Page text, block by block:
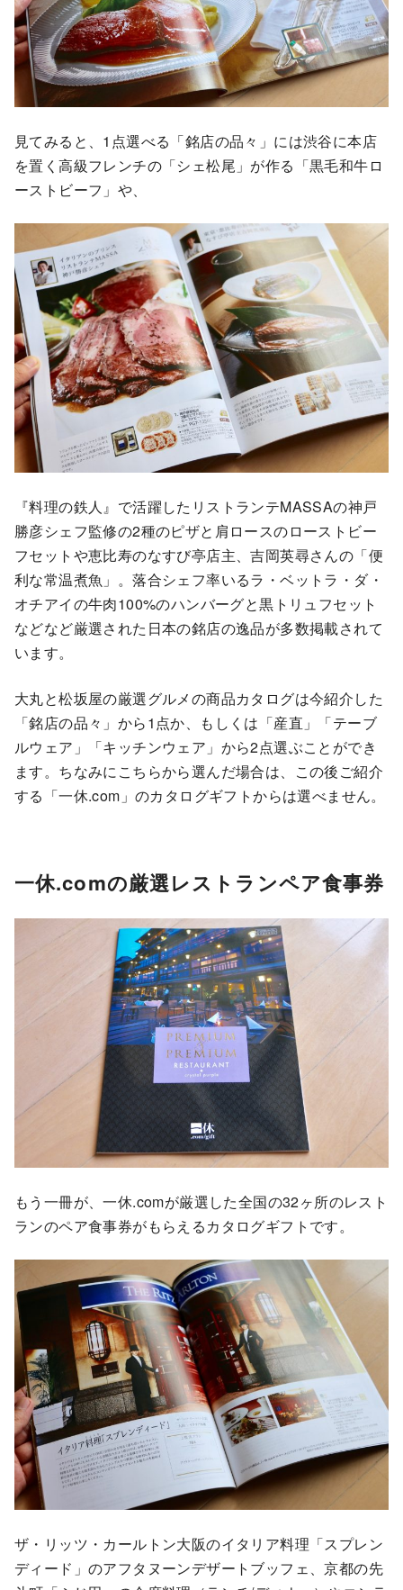
見てみると、1点選べる「銘店の品々」には渋谷に本店
を置く高級フレンチの「シェ松尾」が作る「黒毛和牛ロ
ーストビーフ」や、
『料理の鉄人』で活躍したリストランテMASSAの神戸
勝彦シェフ監修の2種のピザと肩ロースのローストビー
フセットや恵比寿のなすび亭店主、吉岡英尋さんの「便
利な常温煮魚」。落合シェフ率いるラ・ベットラ・ダ・
オチアイの牛肉100%のハンバーグと黒トリュフセット
などなど厳選された日本の銘店の逸品が多数掲載されて
います。
大丸と松坂屋の厳選グルメの商品カタログは今紹介した
「銘店の品々」から1点か、もしくは「産直」「テーブ
ルウェア」「キッチンウェア」から2点選ぶことができ
ます。ちなみにこちらから選んだ場合は、この後ご紹介
する「一休.com」のカタログギフトからは選べません。
一休.comの厳選レストランペア食事券
もう一冊が、一休.comが厳選した全国の32ヶ所のレスト
ランのペア食事券がもらえるカタログギフトです。
ザ・リッツ・カールトン大阪のイタリア料理「スプレン
ディード」のアフタヌーンデザートブッフェ、京都の先